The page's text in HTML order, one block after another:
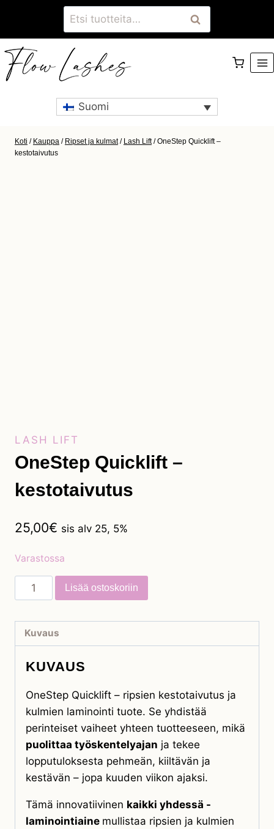
Etsi: Haku
Suomi
Koti / Kauppa / Ripset ja kulmat / Lash Lift / OneStep Quicklift –
kestotaivutus
LASH LIFT
OneStep Quicklift –
kestotaivutus
25,00€ sis alv 25, 5%
Varastossa
OneStep
Quicklift
kestotaivutus
määrä
Lisää ostoskoriin
Kuvaus
KUVAUS
OneStep Quicklift – ripsien kestotaivutus ja
kulmien laminointi tuote. Se yhdistää
perinteiset vaiheet yhteen tuotteeseen, mikä
puolittaa työskentelyajan ja tekee
lopputuloksesta pehmeän, kiiltävän ja
kestävän – jopa kuuden viikon ajaksi.
Tämä innovatiivinen kaikki yhdessä -
laminointiaine mullistaa ripsien ja kulmien